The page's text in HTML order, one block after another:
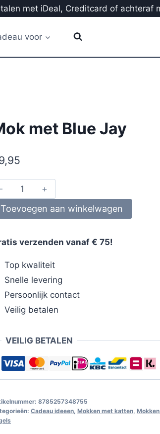
met iDeal, Creditcard of achteraf
voor
met Blue Jay
Toevoegen aan winkelwagen
verzenden vanaf € 75!
Top kwaliteit
Snelle levering
Persoonlijk contact
Veilig betalen
VEILIG BETALEN
8785257348755
Cadeau ideeen, Mokken met katten,